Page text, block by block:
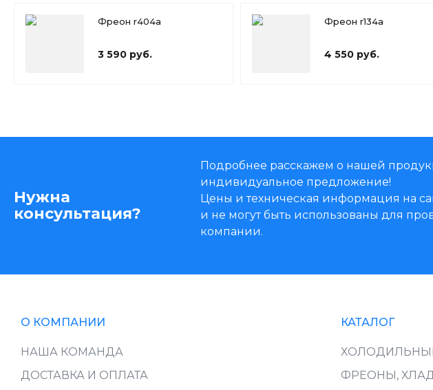
Фреон r404a
3 590 руб.
Фреон r134a
4 550 руб.
Нужна
консультация?
Подробнее расскажем о нашей
индивидуальное предложение!
Цены и техническая информация на
и не могут быть использованы для
компании.
О КОМПАНИИ
НАША КОМАНДА
ДОСТАВКА И ОПЛАТА
КАТАЛОГ
ФРЕОНЫ,